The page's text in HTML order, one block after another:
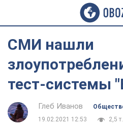
СМИ нашли
тест-системы
Глеб Иванов
19.02.2021 12:53
2,5 т.